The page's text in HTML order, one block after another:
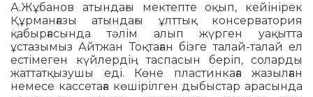
А.Жұбанов атындағы мектепте оқып, кейінірек
Құрманғазы атындағы ұлттық консерватория
қабырғасында тәлім алып жүрген уақытта
ұстазымыз Айтжан Тоқтаған бізге талай-талай ел
естімеген күйлердің таспасын беріп, соларды
жаттатқызушы еді. Көне пластинкаға жазылған
немесе кассетаға көшірілген дыбыстар арасында